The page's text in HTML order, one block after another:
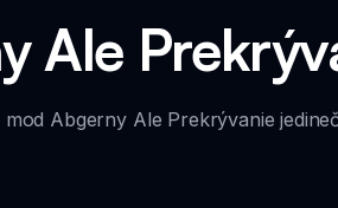
Ale
Abgerny Ale Prekrývanie